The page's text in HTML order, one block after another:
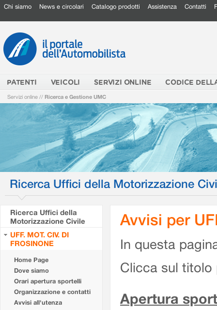
Chi siamo News e circolari Catalogo prodotti Assistenza Contatti
PATENTI VEICOLI SERVIZI ONLINE CODICE
Servizi online // Ricerca e Gestione UMC
Ricerca Uffici della Motorizzazione
Ricerca Uffici della
Motorizzazione Civile
UFF. MOT. CIV. DI
FROSINONE
Home Page
Dove siamo
Orari apertura sportelli
Organizzazione e contatti
Avvisi all'utenza
Avvisi per
In questa
Clicca sul titolo
Apertura